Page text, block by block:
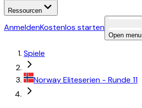
Ressourcen
AnmeldenKostenlos starten
Open menu
Spiele
NorwayEliteserien - Runde 11